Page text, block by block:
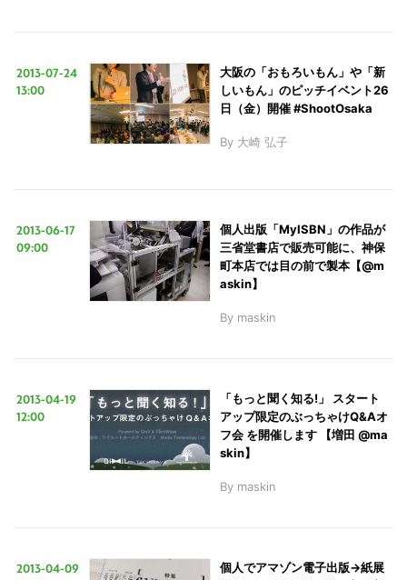
2013-07-24
13:00
大阪の「おもろいもん」や「新
しいもん」のピッチイベント26
日（金）開催 #ShootOsaka
By 大崎 弘子
2013-06-17
09:00
個人出版「MyISBN」の作品が
三省堂書店で販売可能に、神保
町本店では目の前で製本【@m
askin】
By maskin
2013-04-19
12:00
「もっと聞く知る!」 スタート
アップ限定のぶっちゃけQ&Aオ
フ会 を開催します 【増田 @ma
skin】
By maskin
2013-04-09
個人でアマゾン電子出版→紙展